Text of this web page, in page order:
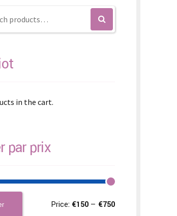
in the cart.
par prix
Price: €150 — €750